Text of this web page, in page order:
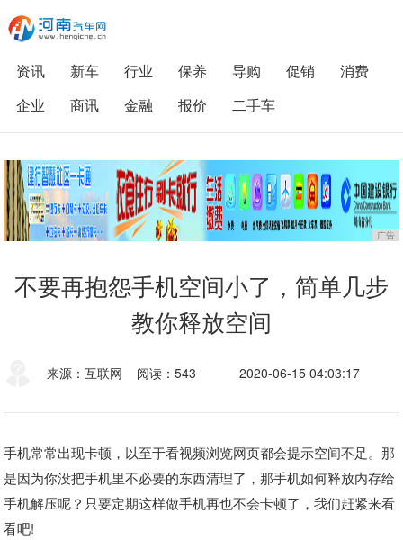
资讯 新车 行业 保养 导购 促销
消费
企业
商讯 金融 报价 二手车
广告
不要再抱怨手机空间小了，简单几步
教你释放空间
来源：互联网 阅读：543 2020-06-15 04:03:17
手机常常出现卡顿，以至于看视频浏览网页都会提示空间不足。那
是因为你没把手机里不必要的东西清理了，那手机如何释放内存给
手机解压呢？只要定期这样做手机再也不会卡顿了，我们赶紧来看
看吧!